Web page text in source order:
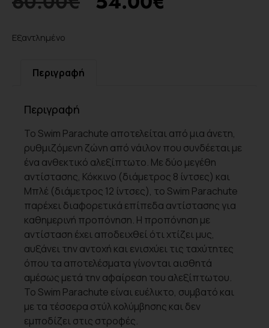
Εξαντλημένο
Περιγραφή
Περιγραφή
Το Swim Parachute αποτελείται από μια άνετη,
ρυθμιζόμενη ζώνη από νάιλον που συνδέεται με
ένα ανθεκτικό αλεξίπτωτο. Με δύο μεγέθη
αντίστασης, Κόκκινο (διάμετρος 8 ίντσες) και
Μπλέ (διάμετρος 12 ίντσες), το Swim Parachute
παρέχει διαφορετικά επίπεδα αντίστασης για
καθημερινή προπόνηση. Η προπόνηση με
αντίσταση έχει αποδειχθεί ότι χτίζει μυς,
αυξάνει την αντοχή και ενισχύει τις ταχύτητες
όπου τα αποτελέσματα γίνονται αισθητά
αμέσως μετά την αφαίρεση του αλεξίπτωτου.
Το Swim Parachute είναι ευέλικτο, συμβατό και
με τα τέσσερα στύλ κολύμβησης και δεν
εμποδίζει στις στροφές.